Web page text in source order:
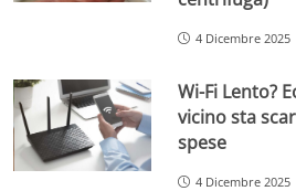
4 Dicembre 2025
Wi-Fi Lento?
vicino sta
spese
4 Dicembre 2025